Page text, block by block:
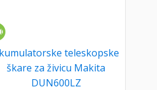
teleskopske
škare za živicu Makita
DUN600LZ